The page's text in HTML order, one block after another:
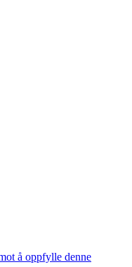
å oppfylle denne